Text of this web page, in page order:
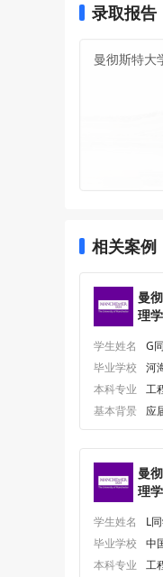
录取报告
曼彻斯特大
相关案例
曼
理
学生姓名
G
毕业学校
河
本科专业
工
基本背景
应
曼
理
学生姓名
L
毕业学校
中
本科专业
工